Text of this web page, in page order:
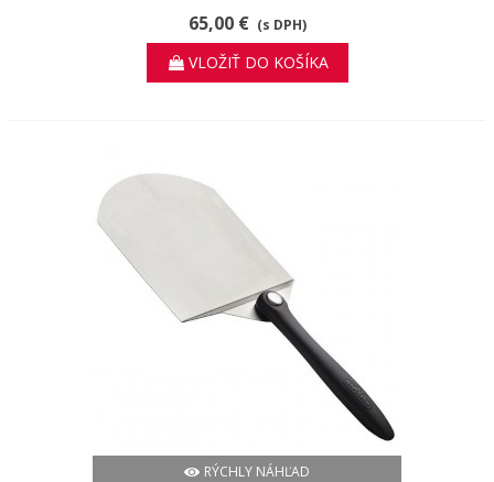
65,00 € (s DPH)
VLOŽIŤ DO KOŠÍKA
RÝCHLY NÁHĽAD